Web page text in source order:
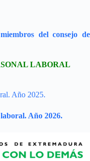
del consejo de
LABORAL
Año 2025.
Año 2026.